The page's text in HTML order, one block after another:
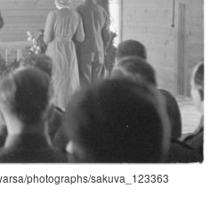
photographs/sakuva_123363